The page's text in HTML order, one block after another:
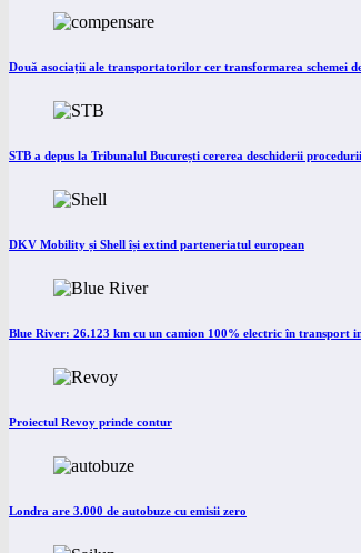
Două asociații ale transportatorilor cer transformarea schemei
STB a depus la Tribunalul București cererea deschiderii
DKV Mobility și Shell își extind parteneriatul european
Blue River: 26.123 km cu un camion 100% electric în transport
Proiectul Revoy prinde contur
Londra are 3.000 de autobuze cu emisii zero